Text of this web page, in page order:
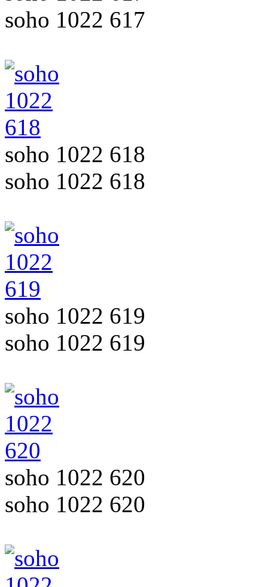
soho 1022 617
soho 1022 618
soho 1022 618
soho 1022 619
soho 1022 619
soho 1022 620
soho 1022 620